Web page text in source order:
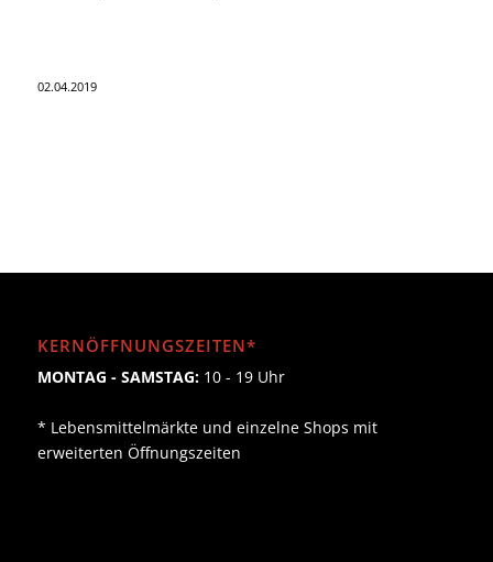
02.04.2019
KERNÖFFNUNGSZEITEN*
MONTAG - SAMSTAG:10 - 19 Uhr
* Lebensmittelmärkte und einzelne Shops mit
erweiterten Öffnungszeiten